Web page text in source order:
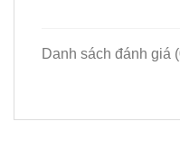
Danh sách đánh giá